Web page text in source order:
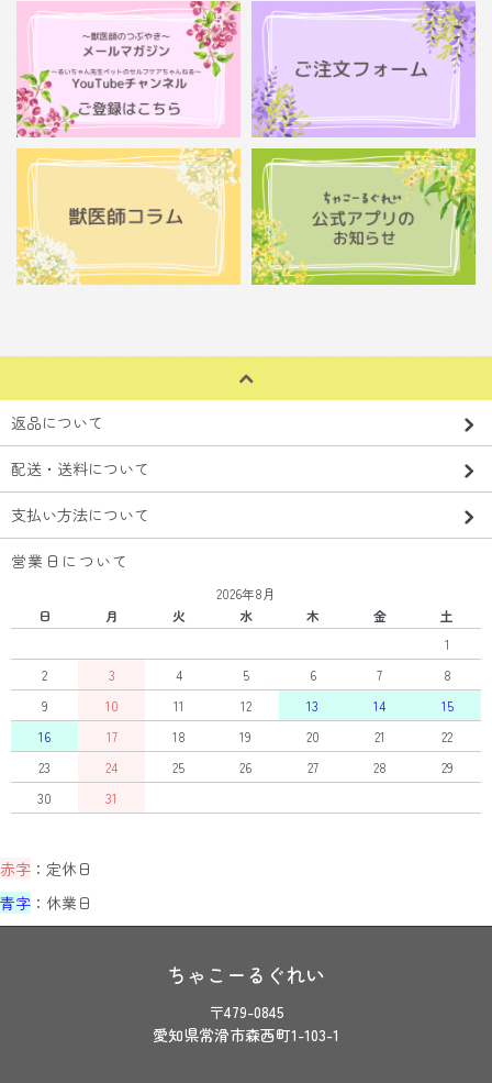
返品について
配送・送料について
支払い方法について
営業日について
2026年8月
日
月 火 水 木 金
土
1
2
3 4 5 6 7
8
9
10 11 12 13 14
15
16
17 18 19 20 21
22
23
24 25 26 27 28
29
30
31
赤字 ：定休日
青字 ：休業日
ちゃこーるぐれい
〒479-0845
愛知県常滑市森西町1-103-1